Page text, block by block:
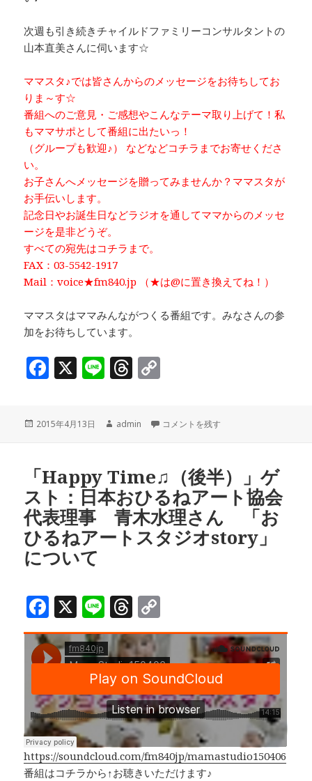
次週も引き続きチャイルドファミリーコンサルタントの
山本直美さんに伺います☆
ママスタ♪では皆さんからのメッセージをお待ちしてお
りま～す☆
番組へのご意見・ご感想やこんなテーマ取り上げて！私
もママサポとして番組に出たいっ！
（グループも歓迎♪） などなどコチラまでお寄せくださ
い。
お子さんへメッセージを贈ってみませんか？ママスタが
お手伝いします。
記念日やお誕生日などラジオを通してママからのメッセ
ージを是非どうぞ。
すべての宛先はコチラまで。
FAX：03-5542-1917
Mail：voice★fm840.jp （★は@に置き換えてね！）
ママスタはママみんながつくる番組です。みなさんの参
加をお待ちしています。
F
c
e
o
o
k
X Li
e
T
r
e
d
s
y
n
k
投
2015年4月13日
作
admin 「Happy Time♫（前半）」ゲスト：
コメントを残す
「Happy Time♫（後半）」ゲ
スト：日本おひるねアート協会
代表理事 青木水理さん 「お
ひるねアートスタジオstory」
について
F
a
c
e
b
o
o
k
X Li
n
e
T
h
r
e
a
d
s
o
p
y
Li
n
k
https://soundcloud.com/fm840jp/mamastudio150406
番組はコチラから↑お聴きいただけます♪